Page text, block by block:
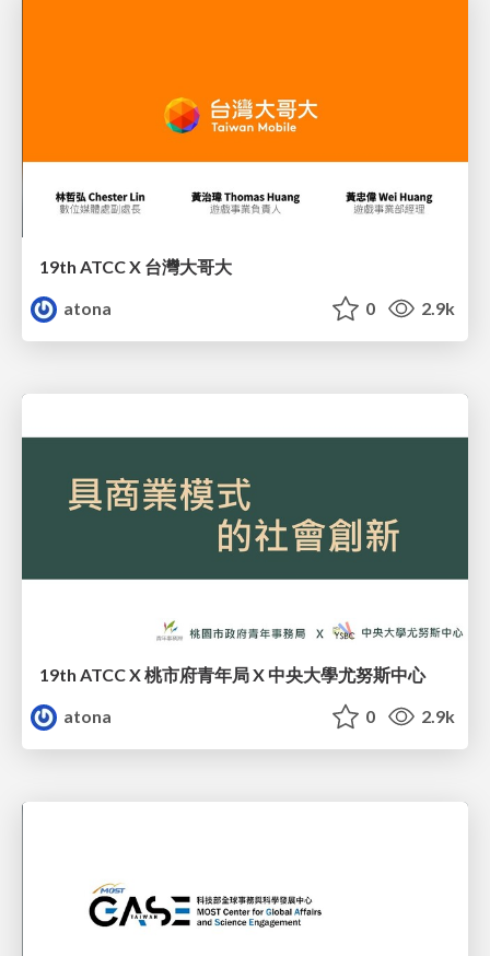
19th ATCC X 台灣大哥大
atona
0 2.9k
19th ATCC X 桃市府青年局 X 中央大學尤努斯中心
atona
0 2.9k